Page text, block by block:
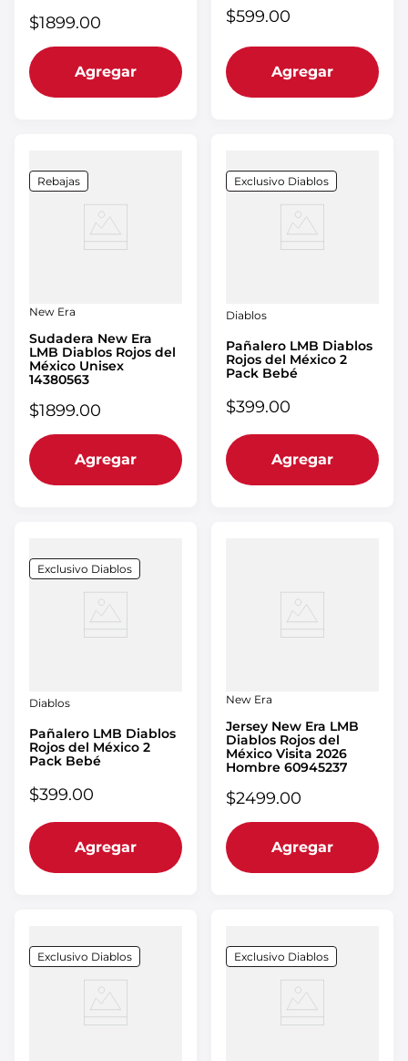
$1899.00
Agregar
$599.00
Agregar
Rebajas
New Era
Sudadera New Era
LMB Diablos Rojos del
México Unisex
14380563
$1899.00
Agregar
Exclusivo Diablos
Diablos
Pañalero LMB Diablos
Rojos del México 2
Pack Bebé
$399.00
Agregar
Exclusivo Diablos
Diablos
Pañalero LMB Diablos
Rojos del México 2
Pack Bebé
$399.00
Agregar
New Era
Jersey New Era LMB
Diablos Rojos del
México Visita 2026
Hombre 60945237
$2499.00
Agregar
Exclusivo Diablos Exclusivo Diablos